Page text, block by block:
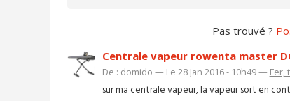
Pas trouvé ?
Centrale vapeur rowenta master
De : domido — Le 28 Jan 2016 - 10h49 — Fer,
sur ma centrale vapeur, la vapeur sort en